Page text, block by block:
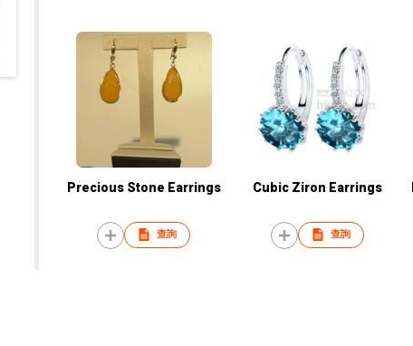
Precious Stone Earrings
查詢
Cubic Ziron Earrings
查詢